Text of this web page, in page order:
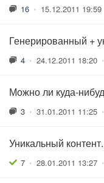
16 • 15.12.2011 19:59
Генерированный +
4 • 24.12.2011 18:20 •
Можно ли куда-
3 • 31.01.2011 11:25 •
Уникальный контент.
7 • 28.01.2011 13:27 •